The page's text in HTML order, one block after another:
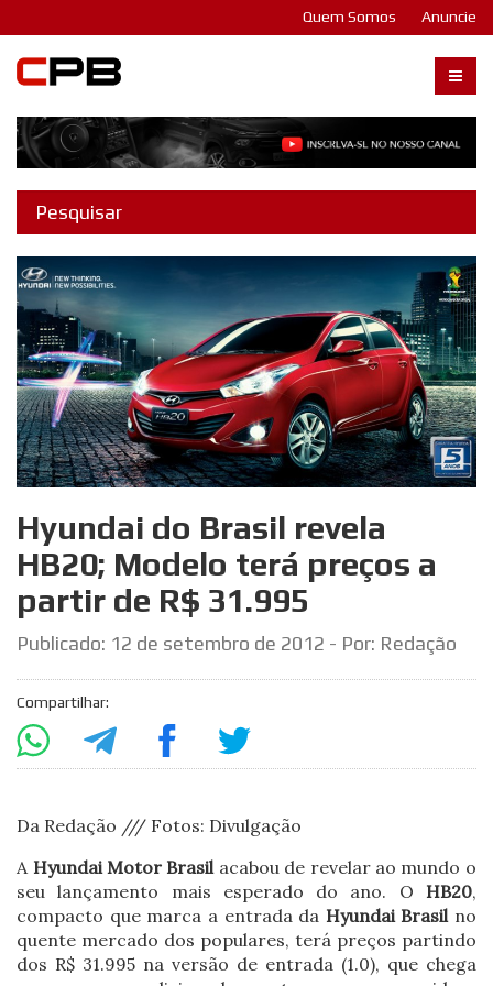
Quem Somos Anuncie
Hyundai do Brasil revela
HB20; Modelo terá preços a
partir de R$ 31.995
Publicado: 12 de setembro de 2012 - Por: Redação
Compartilhar:
Da Redação /// Fotos: Divulgação
AHyundai Motor Brasilacabou de revelar ao mundo o
seu lançamento mais esperado do ano. O HB20,
compacto que marca a entrada da Hyundai Brasilno
quente mercado dos populares, terá preços partindo
dos R$ 31.995 na versão de entrada (1.0), que chega